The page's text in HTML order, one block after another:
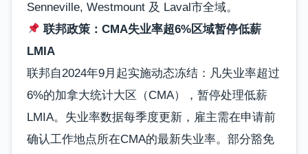
Senneville, Westmount 及 Laval市全域。
联邦政策：CMA失业率超6%区域暂停低薪
LMIA
联邦自2024年9月起实施动态冻结：凡失业率超过
6%的加拿大统计大区（CMA），暂停处理低薪
LMIA。失业率数据每季度更新，雇主需在申请前
确认工作地点所在CMA的最新失业率。部分豁免